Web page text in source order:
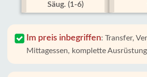
Säug. (1-6)
Im preis inbegriffen: Transfer,
Mittagessen, komplette Ausrüstung